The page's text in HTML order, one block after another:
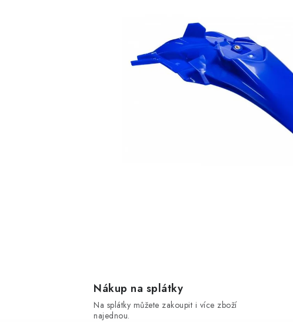
Nákup na splátky
Na splátky můžete zakoupit i více zboží
najednou.